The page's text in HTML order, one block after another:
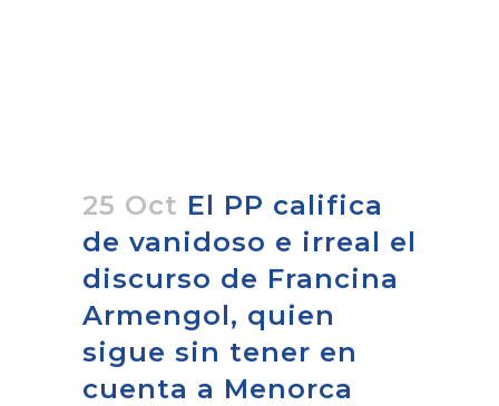
25 Oct El PP califica
de vanidoso e irreal el
discurso de Francina
Armengol, quien
sigue sin tener en
cuenta a Menorca